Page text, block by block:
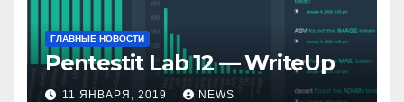
ГЛАВНЫЕ НОВОСТИ
Pentestit Lab 12 — WriteUp
11 ЯНВАРЯ, 2019 NEWS